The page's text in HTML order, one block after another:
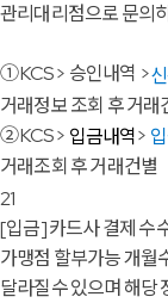
관리대리점으로 문의
① KCS > 승인내역 >
거래정보 조회 후 거
② KCS > 입금내역>
거래조회 후 거래건별
21
[입금]카드사 결제 수
가맹점 할부가능 개월
달라질수 있으며 해당